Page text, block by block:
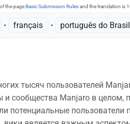
of the pageBasic Submission Rulesand the translation is
• ‎ français • ‎ português do Brasil
тысяч пользователей
сообщества Manjaro в целом,
потенциальные пользователи